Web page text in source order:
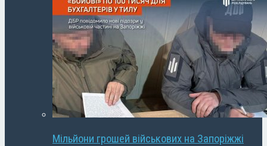
Мільйони грошей військових на Запоріжжі